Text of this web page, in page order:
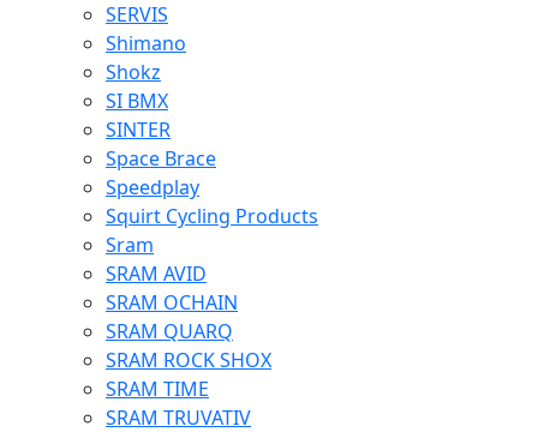
SERVIS
Shimano
Shokz
SI BMX
SINTER
Space Brace
Speedplay
Squirt Cycling Products
Sram
SRAM AVID
SRAM OCHAIN
SRAM QUARQ
SRAM ROCK SHOX
SRAM TIME
SRAM TRUVATIV